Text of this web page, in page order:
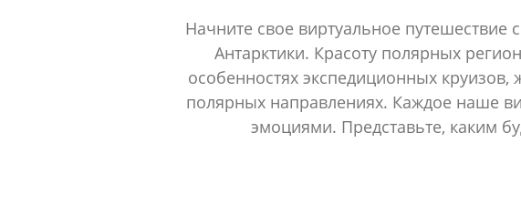
Начните свое виртуальное
Антарктики. Красоту полярных
особенностях экспедиционных
полярных направлениях. Каждое наше
эмоциями. Представьте, каким